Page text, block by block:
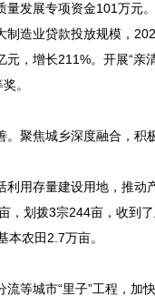
发展专项资金101万元
造业贷款投放规模，
，增长211%。开展“
。
焦城乡深度融合，积
存量建设用地，推动
，划拨3宗244亩，收到
农田2.7万亩。
城市“里子”工程，加